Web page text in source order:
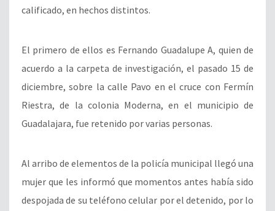
calificado, en hechos distintos.
El primero de ellos es Fernando Guadalupe A, quien de
acuerdo a la carpeta de investigación, el pasado 15 de
diciembre, sobre la calle Pavo en el cruce con Fermín
Riestra, de la colonia Moderna, en el municipio de
Guadalajara, fue retenido por varias personas.
Al arribo de elementos de la policía municipal llegó una
mujer que les informó que momentos antes había sido
despojada de su teléfono celular por el detenido, por lo